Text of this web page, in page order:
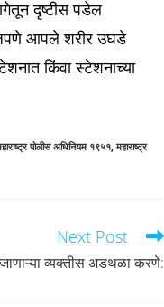
दृष्टीस पडेल
आपले शरीर उघडे
किंवा स्टेशनाच्या
पोलीस अधिनियम १९५१, महाराष्ट्र
Next Post
व्यक्तीस अडथळा करणे: